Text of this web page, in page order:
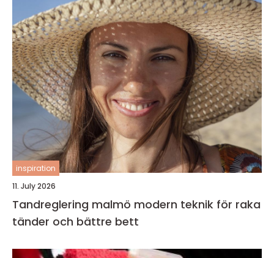
inspiration
11. July 2026
Tandreglering malmö modern teknik för raka
tänder och bättre bett